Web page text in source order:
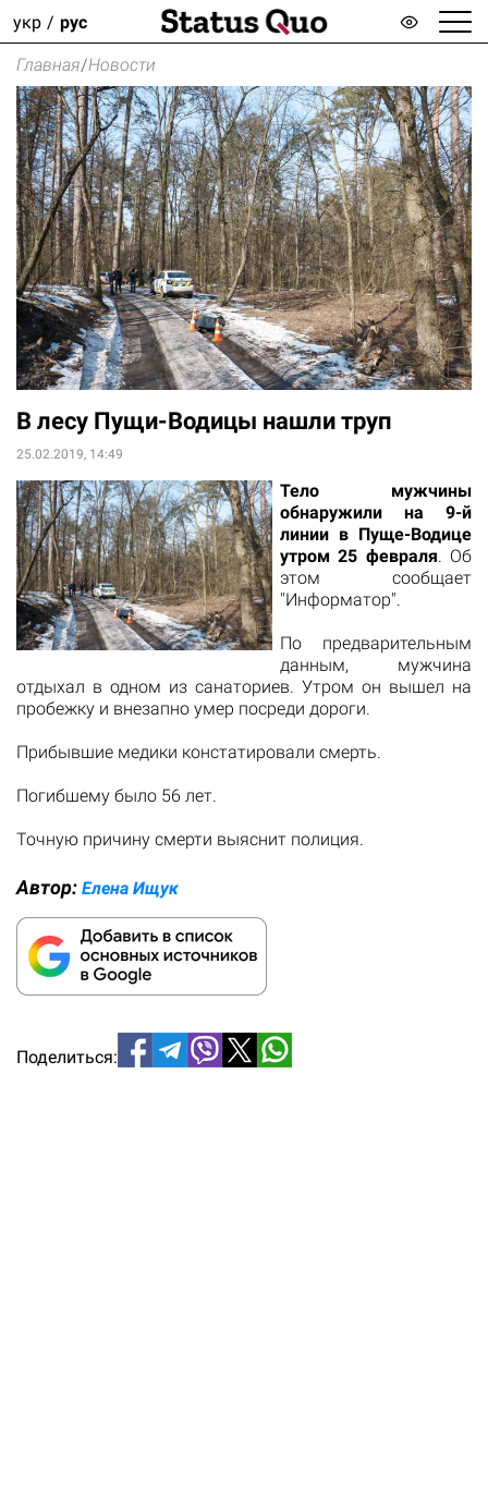
укр рус
Главная/Новости
В лесу Пущи-Водицы нашли труп
25.02.2019, 14:49
Тело мужчины
обнаружили на 9-й
линии в Пуще-Водице
утром 25 февраля. Об
этом сообщает
"Информатор".
По предварительным
данным, мужчина
отдыхал в одном из санаториев. Утром он вышел на
пробежку и внезапно умер посреди дороги.
Прибывшие медики констатировали смерть.
Погибшему было 56 лет.
Точную причину смерти выяснит полиция.
Автор: Елена Ищук
Поделиться: